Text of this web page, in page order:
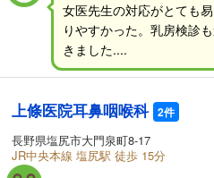
女医先生の対応がとても
りやすかった。乳房検診
きました....
上條医院耳鼻咽喉科 2件
長野県塩尻市大門泉町8-17
JR中央本線 塩尻駅 徒歩 15分